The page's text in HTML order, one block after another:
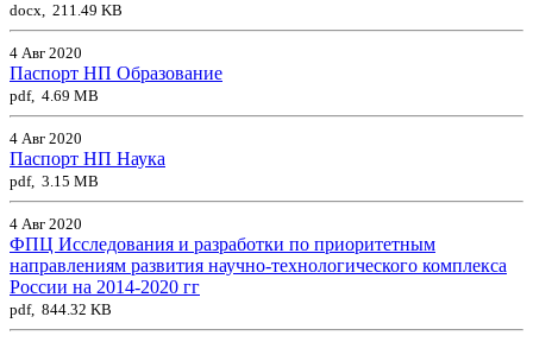
docx, 211.49 KB
4 Авг 2020
Паспорт НП Образование
pdf, 4.69 MB
4 Авг 2020
Паспорт НП Наука
pdf, 3.15 MB
4 Авг 2020
ФПЦ Исследования и разработки по приоритетным
направлениям развития научно-технологического комплекса
России на 2014-2020 гг
pdf, 844.32 KB